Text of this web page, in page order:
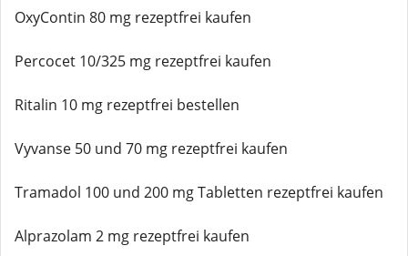
OxyContin 80 mg rezeptfrei kaufen
Percocet 10/325 mg rezeptfrei kaufen
Ritalin 10 mg rezeptfrei bestellen
Vyvanse 50 und 70 mg rezeptfrei kaufen
Tramadol 100 und 200 mg Tabletten rezeptfrei kaufen
Alprazolam 2 mg rezeptfrei kaufen